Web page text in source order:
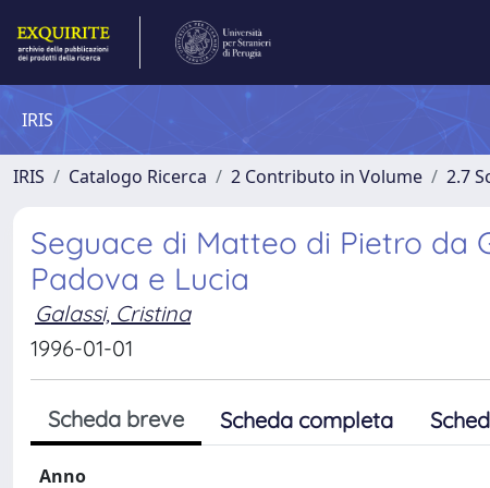
IRIS
IRIS Catalogo Ricerca 2 Contributo in Volume 2.7
Seguace di Matteo di Pietro da
Padova e Lucia
Galassi, Cristina
1996-01-01
Scheda breve Scheda completa
Anno